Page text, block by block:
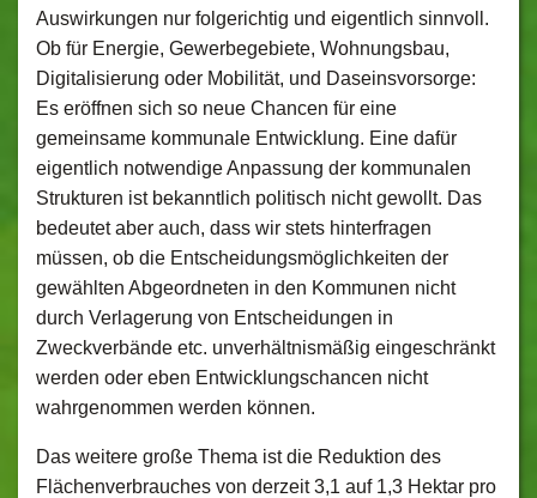
Auswirkungen nur folgerichtig und eigentlich sinnvoll.
Ob für Energie, Gewerbegebiete, Wohnungsbau,
Digitalisierung oder Mobilität, und Daseinsvorsorge:
Es eröffnen sich so neue Chancen für eine
gemeinsame kommunale Entwicklung. Eine dafür
eigentlich notwendige Anpassung der kommunalen
Strukturen ist bekanntlich politisch nicht gewollt. Das
bedeutet aber auch, dass wir stets hinterfragen
müssen, ob die Entscheidungsmöglichkeiten der
gewählten Abgeordneten in den Kommunen nicht
durch Verlagerung von Entscheidungen in
Zweckverbände etc. unverhältnismäßig eingeschränkt
werden oder eben Entwicklungschancen nicht
wahrgenommen werden können.
Das weitere große Thema ist die Reduktion des
Flächenverbrauches von derzeit 3,1 auf 1,3 Hektar pro